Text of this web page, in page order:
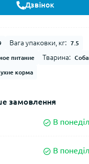
Дзвінок
Вага упаковки, кг: 7.5
питание Тварина:
корма
замовлення
В
В